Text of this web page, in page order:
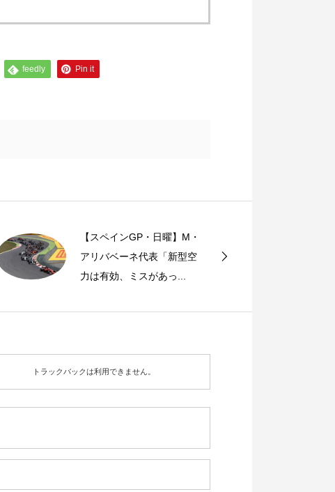
feedly Pin it
【スペインGP・日曜】M・
アリバベーネ代表「新型空
力は有効、ミスがあっ...
トラックバックは利用できません。